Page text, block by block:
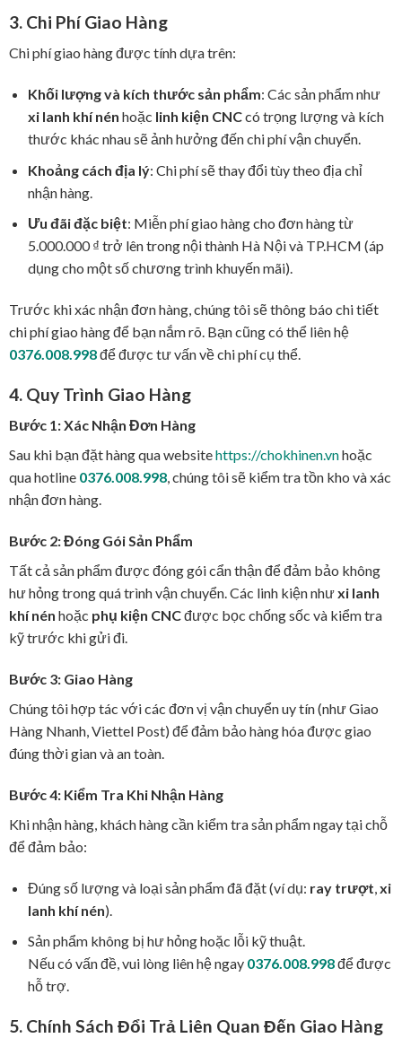
3. Chi Phí Giao Hàng
Chi phí giao hàng được tính dựa trên:
Khối lượng và kích thước sản phẩm: Các sản phẩm như
xi lanh khí nén hoặc linh kiện CNCcó trọng lượng và kích
thước khác nhau sẽ ảnh hưởng đến chi phí vận chuyển.
Khoảng cách địa lý: Chi phí sẽ thay đổi tùy theo địa chỉ
nhận hàng.
Ưu đãi đặc biệt: Miễn phí giao hàng cho đơn hàng từ
5.000.000 ₫ trở lên trong nội thành Hà Nội và TP.HCM (áp
dụng cho một số chương trình khuyến mãi).
Trước khi xác nhận đơn hàng, chúng tôi sẽ thông báo chi tiết
chi phí giao hàng để bạn nắm rõ. Bạn cũng có thể liên hệ
0376.008.998để được tư vấn về chi phí cụ thể.
4. Quy Trình Giao Hàng
Bước 1: Xác Nhận Đơn Hàng
Sau khi bạn đặt hàng qua websitehttps://chokhinen.vnhoặc
qua hotline 0376.008.998, chúng tôi sẽ kiểm tra tồn kho và xác
nhận đơn hàng.
Bước 2: Đóng Gói Sản Phẩm
Tất cả sản phẩm được đóng gói cẩn thận để đảm bảo không
hư hỏng trong quá trình vận chuyển. Các linh kiện nhưxi lanh
khí nén hoặc phụ kiện CNCđược bọc chống sốc và kiểm tra
kỹ trước khi gửi đi.
Bước 3: Giao Hàng
Chúng tôi hợp tác với các đơn vị vận chuyển uy tín (như Giao
Hàng Nhanh, Viettel Post) để đảm bảo hàng hóa được giao
đúng thời gian và an toàn.
Bước 4: Kiểm Tra Khi Nhận Hàng
Khi nhận hàng, khách hàng cần kiểm tra sản phẩm ngay tại chỗ
để đảm bảo:
Đúng số lượng và loại sản phẩm đã đặt (ví dụ: ray trượt xi
lanh khí nén).
Sản phẩm không bị hư hỏng hoặc lỗi kỹ thuật.
Nếu có vấn đề, vui lòng liên hệ ngay 0376.008.998để được
hỗ trợ.
5. Chính Sách Đổi Trả Liên Quan Đến Giao Hàng